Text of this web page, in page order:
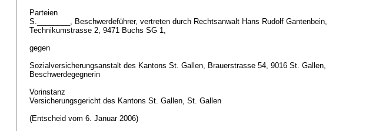
Parteien
S.________, Beschwerdeführer, vertreten durch Rechtsanwalt Hans Rudolf Gantenbein,
Technikumstrasse 2, 9471 Buchs SG 1,
gegen
Sozialversicherungsanstalt des Kantons St. Gallen, Brauerstrasse 54, 9016 St. Gallen,
Beschwerdegegnerin
Vorinstanz
Versicherungsgericht des Kantons St. Gallen, St. Gallen
(Entscheid vom 6. Januar 2006)